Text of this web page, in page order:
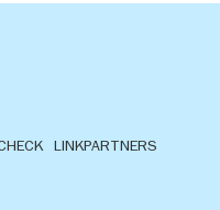
LINKPARTNERS